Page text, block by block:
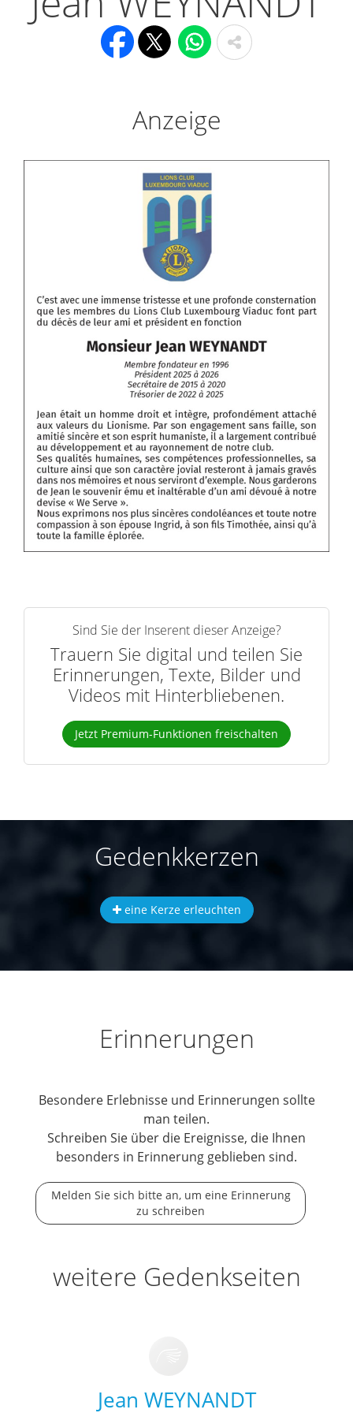
Anzeige
Sind Sie der Inserent dieser Anzeige?
Trauern Sie digital und teilen Sie
Erinnerungen, Texte, Bilder und
Videos mit Hinterbliebenen.
Jetzt Premium-Funktionen freischalten
Gedenkkerzen
eine Kerze erleuchten
Erinnerungen
Besondere Erlebnisse und Erinnerungen sollte
man teilen.
Schreiben Sie über die Ereignisse, die Ihnen
besonders in Erinnerung geblieben sind.
Melden Sie sich bitte an, um eine Erinnerung
zu schreiben
weitere Gedenkseiten
Jean WEYNANDT